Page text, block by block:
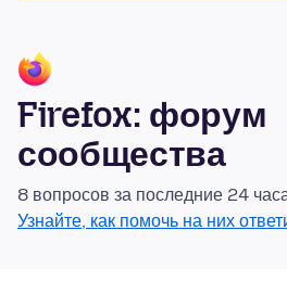
Firefox: форум
сообщества
8 вопросов за последние 24
Узнайте, как помочь на них